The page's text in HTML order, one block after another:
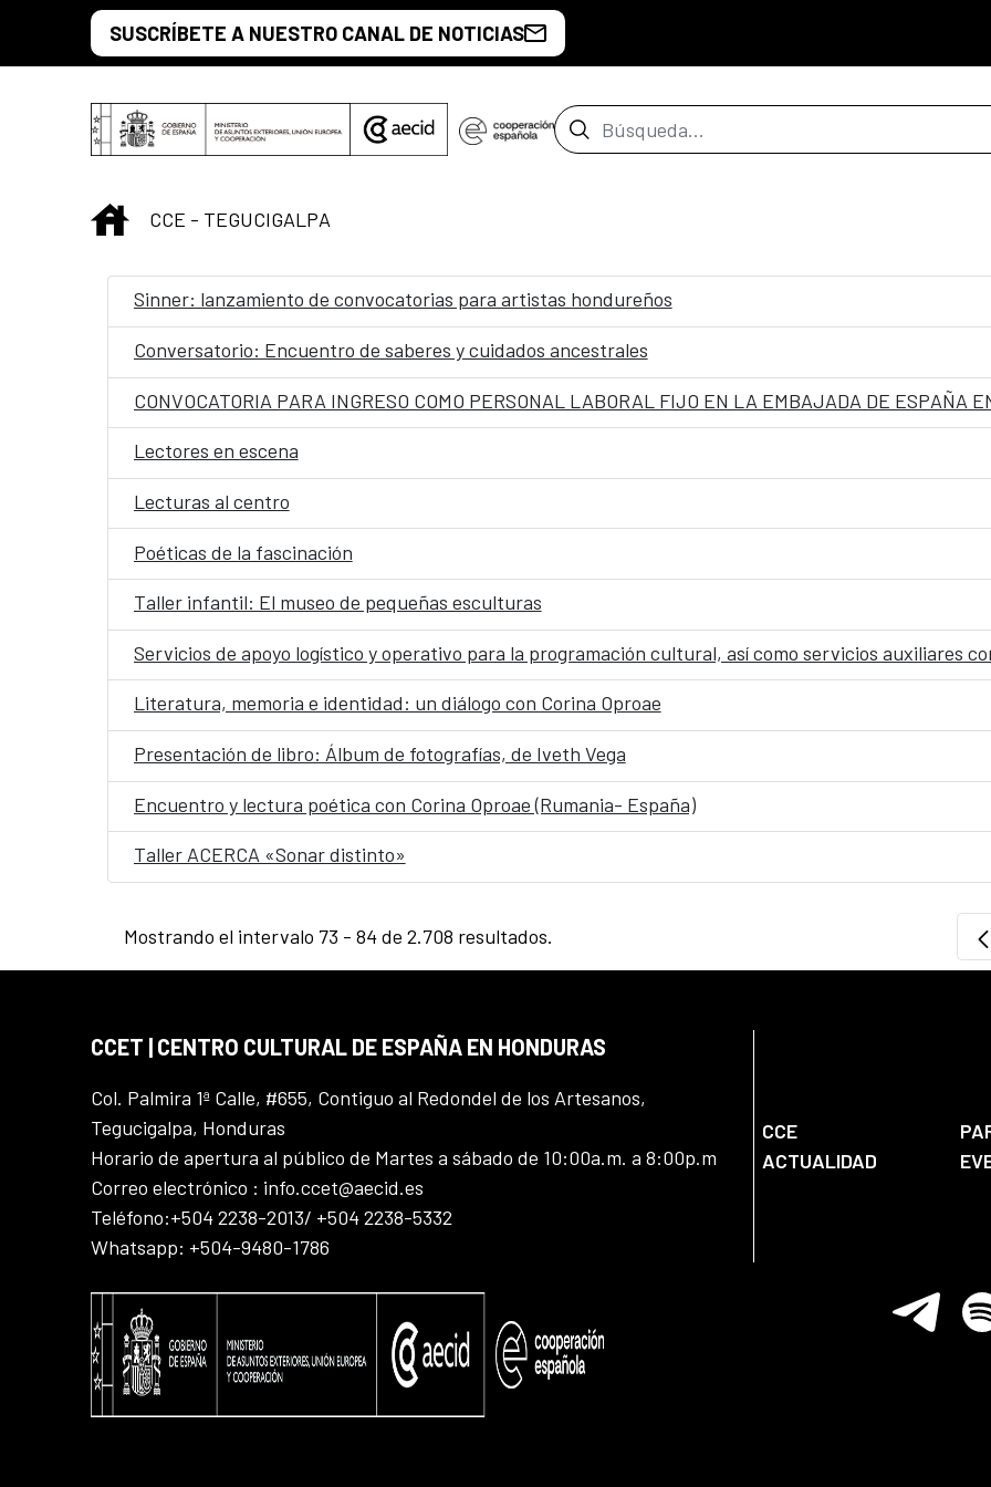
Saltar al contenido principal
SUSCRÍBETE A NUESTRO CANAL DE NOTICIAS
Barra de búsqueda
INICIO
CCE - TEGUCIGALPA
Sinner: lanzamiento de convocatorias para artistas hondureños
Conversatorio: Encuentro de saberes y cuidados ancestrales
Lectores en escena
Lecturas al centro
Poéticas de la fascinación
Taller infantil: El museo de pequeñas esculturas
Literatura, memoria e identidad: un diálogo con Corina Oproae
Presentación de libro: Álbum de fotografías, de Iveth Vega
Encuentro y lectura poética con Corina Oproae (Rumania- España)
Taller ACERCA «Sonar distinto»
Mostrando el intervalo 73 - 84 de 2.708 resultados.
CCET | CENTRO CULTURAL DE ESPAÑA EN HONDURAS
Col. Palmira 1ª Calle, #655, Contiguo al Redondel de los Artesanos,
Tegucigalpa, Honduras
Horario de apertura al público de Martes a sábado de 10:00a.m. a 8:00p.m
Correo electrónico : info.ccet@aecid.es
Teléfono:+504 2238-2013/ +504 2238-5332
Whatsapp: +504-9480-1786
CCE
ACTUALIDAD
Telegram